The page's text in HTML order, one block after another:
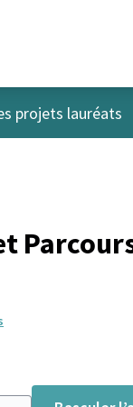
projets lauréats